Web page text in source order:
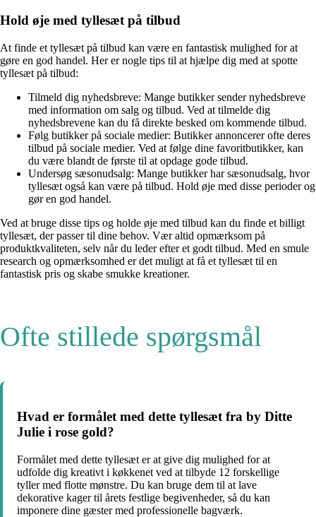
Hold øje med tyllesæt på tilbud
At finde et tyllesæt på tilbud kan være en fantastisk mulighed for at
gøre en god handel. Her er nogle tips til at hjælpe dig med at spotte
tyllesæt på tilbud:
Tilmeld dig nyhedsbreve: Mange butikker sender nyhedsbreve
med information om salg og tilbud. Ved at tilmelde dig
nyhedsbrevene kan du få direkte besked om kommende tilbud.
Følg butikker på sociale medier: Butikker annoncerer ofte deres
tilbud på sociale medier. Ved at følge dine favoritbutikker, kan
du være blandt de første til at opdage gode tilbud.
Undersøg sæsonudsalg: Mange butikker har sæsonudsalg, hvor
tyllesæt også kan være på tilbud. Hold øje med disse perioder og
gør en god handel.
Ved at bruge disse tips og holde øje med tilbud kan du finde et billigt
tyllesæt, der passer til dine behov. Vær altid opmærksom på
produktkvaliteten, selv når du leder efter et godt tilbud. Med en smule
research og opmærksomhed er det muligt at få et tyllesæt til en
fantastisk pris og skabe smukke kreationer.
Ofte stillede spørgsmål
Hvad er formålet med dette tyllesæt fra by Ditte
Julie i rose gold?
Formålet med dette tyllesæt er at give dig mulighed for at
udfolde dig kreativt i køkkenet ved at tilbyde 12 forskellige
tyller med flotte mønstre. Du kan bruge dem til at lave
dekorative kager til årets festlige begivenheder, så du kan
imponere dine gæster med professionelle bagværk.